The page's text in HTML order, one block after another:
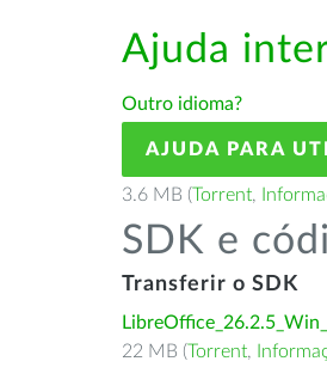
Ajuda
Outro idioma?
AJUDA PARA
3.6 MB (Torrent,
SDK e
Transferir o SDK
22 MB (Torrent,